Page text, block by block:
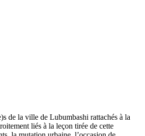
de la ville de Lubumbashi rattachés à la
liés à la leçon tirée de cette